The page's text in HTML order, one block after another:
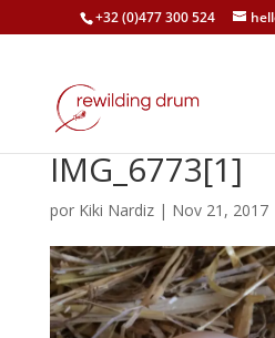
+32 (0)477 300 524
IMG_6773[1]
por Kiki Nardiz| Nov 21, 2017